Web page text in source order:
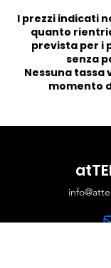
I prezzi indicati
quanto
prevista per i
senza
Nessuna tassa
momento